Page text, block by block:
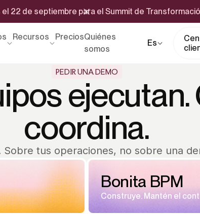
22 de septiembre para el Summit de
Recursos PreciosQuiénes
somos
Es
PEDIR UNA DEMO
ejecutan.
coordina.
Sobre tus operaciones, no sobre una
Bonita BPM
Construye. Mantén el